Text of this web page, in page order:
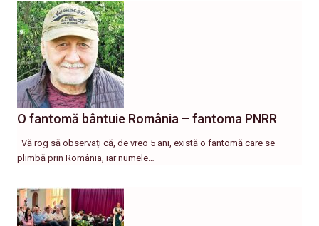
O fantomă bântuie România – fantoma PNRR
Vă rog să observați că, de vreo 5 ani, există o fantomă care se
plimbă prin România, iar numele…